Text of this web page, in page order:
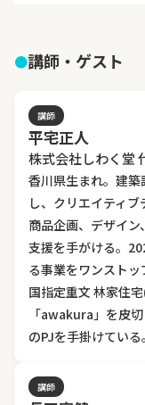
講師・ゲスト
講師
平宅正人
株式会社しわく堂
香川県生まれ。建
し、クリエイティ
商品企画、デザイ
支援を手がける。
る事業をワンストッ
国指定重文 林家住
「awakura」を皮
のPJを手掛けている。
講師